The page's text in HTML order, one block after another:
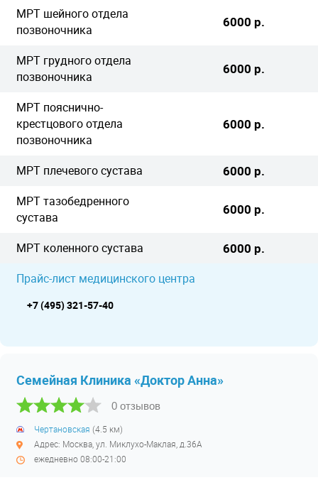
МРТ шейного отдела
позвоночника
6000 р.
МРТ грудного отдела
позвоночника
6000 р.
МРТ пояснично-
крестцового отдела
позвоночника
6000 р.
МРТ плечевого сустава 6000 р.
МРТ тазобедренного
сустава
6000 р.
МРТ коленного сустава 6000 р.
Прайс-лист медицинского центра
+7 (495) 321-57-40
Семейная Клиника «Доктор Анна»
0 отзывов
Чертановская (4.5 км)
Адрес: Москва, ул. Миклухо-Маклая, д.36А
ежедневно 08:00-21:00